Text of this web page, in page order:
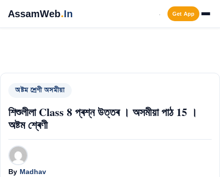
AssamWeb.In Get App
অষ্টম শ্ৰেণী অসমীয়া
শিশুলীলা Class 8 প্ৰশ্ন উত্তৰ । অসমীয়া পাঠ 15 ।
অষ্টম শ্ৰেণী
By Madhav